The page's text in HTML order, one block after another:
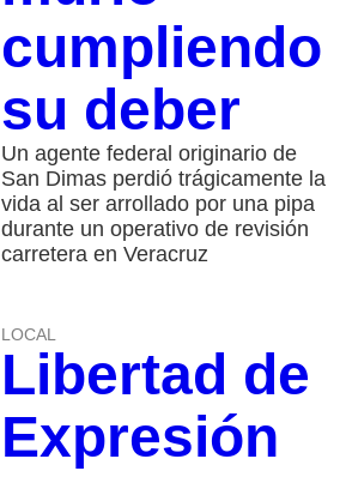
cumpliendo
su deber
Un agente federal originario de
San Dimas perdió trágicamente la
vida al ser arrollado por una pipa
durante un operativo de revisión
carretera en Veracruz
LOCAL
Libertad de
Expresión